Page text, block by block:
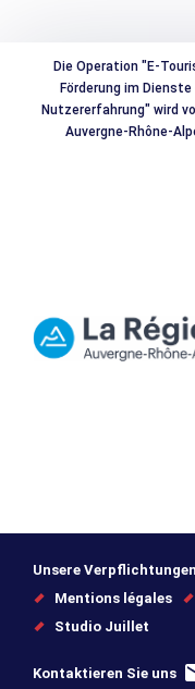
Die Operation "E-
Förderung im
Nutzererfahrung" wird
Auvergne-Rhône-
Unsere
Mentions légales
Studio Juillet
Kontaktieren Sie uns